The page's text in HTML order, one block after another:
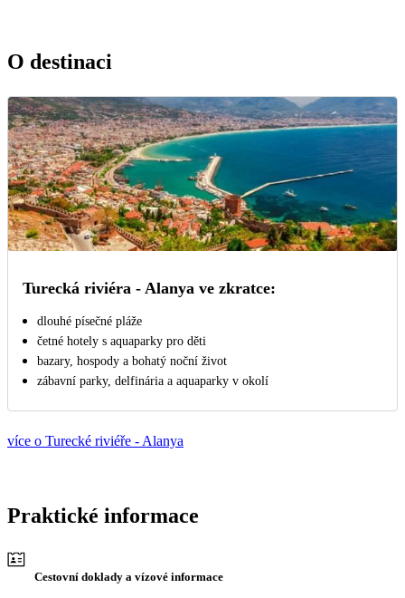
O destinaci
Turecká riviéra - Alanya ve zkratce:
dlouhé písečné pláže
četné hotely s aquaparky pro děti
bazary, hospody a bohatý noční život
zábavní parky, delfinária a aquaparky v okolí
více o Turecké riviéře - Alanya
Praktické informace
Cestovní doklady a vízové informace